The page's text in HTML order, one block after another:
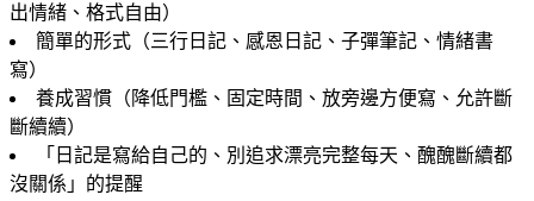
出情緒、格式自由）
簡單的形式（三行日記、感恩日記、子彈筆記、情緒書
寫）
養成習慣（降低門檻、固定時間、放旁邊方便寫、允許斷
斷續續）
「日記是寫給自己的、別追求漂亮完整每天、醜醜斷續都
沒關係」的提醒